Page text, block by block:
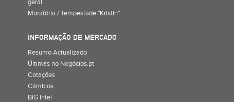
geral
Moratória / Tempestade "Kristin"
INFORMAÇÃO DE MERCADO
Resumo Actualizado
Últimas no Negócios.pt
Cotações
Câmbios
BiG Intel